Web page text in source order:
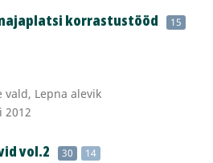
korrastustööd
15
vald, Lepna alevik
2012
vol.2 30 14